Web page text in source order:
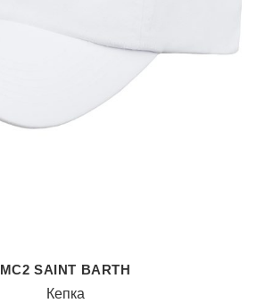
MC2 SAINT BARTH
Кепка